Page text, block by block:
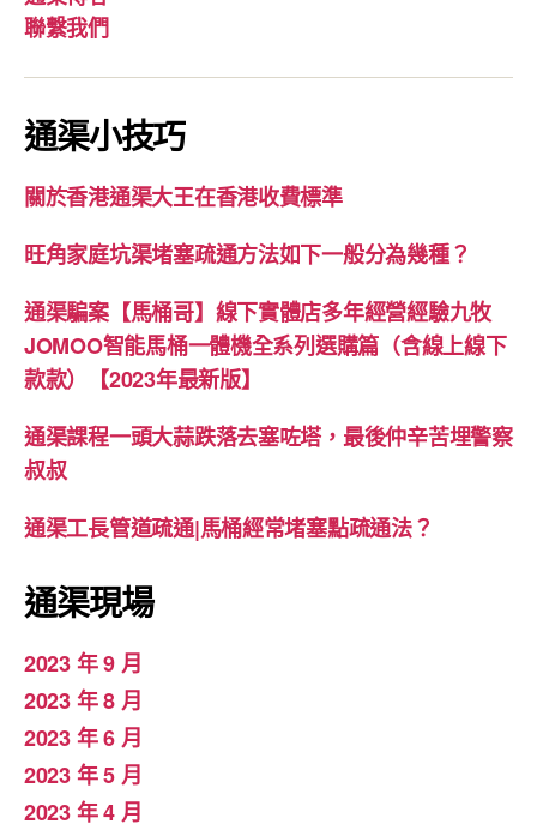
聯繫我們
通渠小技巧
關於香港通渠大王在香港收費標準
旺角家庭坑渠堵塞疏通方法如下一般分為幾種？
通渠騙案【馬桶哥】線下實體店多年經營經驗九牧
JOMOO智能馬桶一體機全系列選購篇（含線上線下
款款）【2023年最新版】
通渠課程一頭大蒜跌落去塞咗塔，最後仲辛苦埋警察
叔叔
通渠工長管道疏通|馬桶經常堵塞點疏通法？
通渠現場
2023 年 9 月
2023 年 8 月
2023 年 6 月
2023 年 5 月
2023 年 4 月